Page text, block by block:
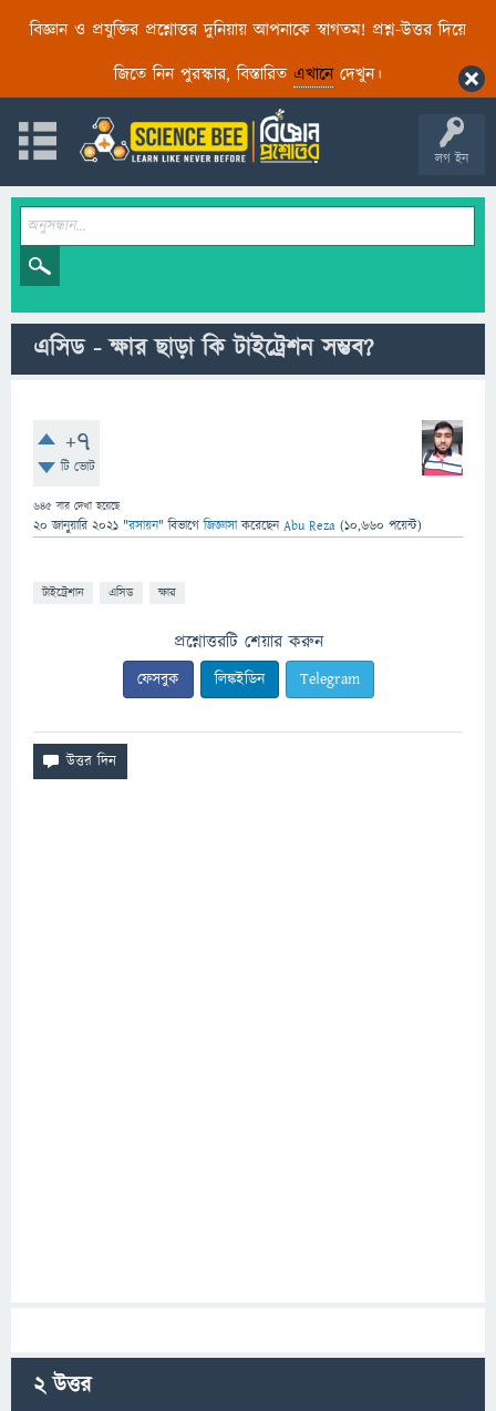
বিজ্ঞান ও প্রযুক্তির প্রশ্নোত্তর দুনিয়ায় আপনাকে স্বাগতম! প্রশ্ন-উত্তর দিয়ে
জিতে নিন পুরস্কার, বিস্তারিত এখানেদেখুন।
লগ ইন
এসিড - ক্ষার ছাড়া কি টাইট্রেশন সম্ভব?
+7
টি ভোট
645 বার দেখা হয়েছে
20 জানুয়ারি 2021 "রসায়ন" বিভাগে জিজ্ঞাসাকরেছেনAbu Reza (10,660 পয়েন্ট)
টাইট্রেশান এসিড ক্ষার
প্রশ্নোত্তরটি শেয়ার করুন
ফেসবুক লিঙ্কইডিন Telegram
2উত্তর